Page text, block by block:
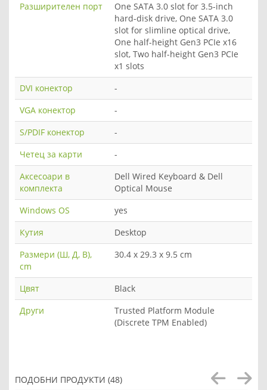
Разширителен порт
One SATA 3.0 slot for 3.5-inch
hard-disk drive, One SATA 3.0
slot for slimline optical drive,
One half-height Gen3 PCIe x16
slot, Two half-height Gen3 PCIe
x1 slots
DVI конектор
-
VGA конектор
-
S/PDIF конектор
-
Четец за карти
-
Аксесоари в
комплекта
Dell Wired Keyboard & Dell
Optical Mouse
Windows OS
yes
Кутия
Desktop
Размери (Ш, Д, В),
cm
30.4 x 29.3 x 9.5 cm
Цвят
Black
Други
Trusted Platform Module
(Discrete TPM Enabled)
ПОДОБНИ ПРОДУКТИ (48)